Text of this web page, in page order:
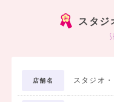
スタジ
店舗名 スタジオ